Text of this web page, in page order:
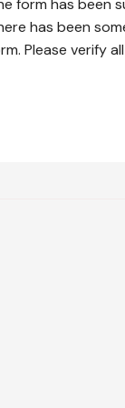
form has been
has been
Please verify